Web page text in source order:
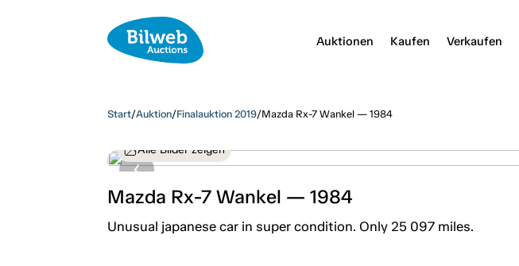
Auktionen Kaufen Verkaufen
Start/Auktion/Finalauktion 2019/Mazda Rx-7 Wankel — 1984
Alle Bilder zeigen
Mazda Rx-7 Wankel — 1984
Unusual japanese car in super condition. Only 25 097 miles.